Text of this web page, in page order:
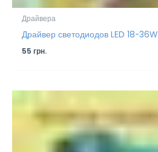
Драйвера
Драйвер светодиодов LED 18-36W
55грн.